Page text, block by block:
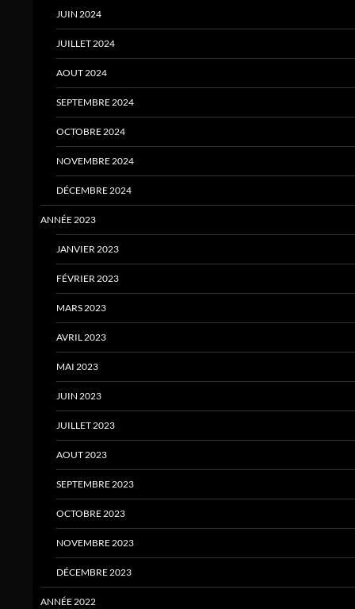
JUIN 2024
JUILLET 2024
AOUT 2024
SEPTEMBRE 2024
OCTOBRE 2024
NOVEMBRE 2024
DÉCEMBRE 2024
ANNÉE 2023
JANVIER 2023
FÉVRIER 2023
MARS 2023
AVRIL 2023
MAI 2023
JUIN 2023
JUILLET 2023
AOUT 2023
SEPTEMBRE 2023
OCTOBRE 2023
NOVEMBRE 2023
DÉCEMBRE 2023
ANNÉE 2022